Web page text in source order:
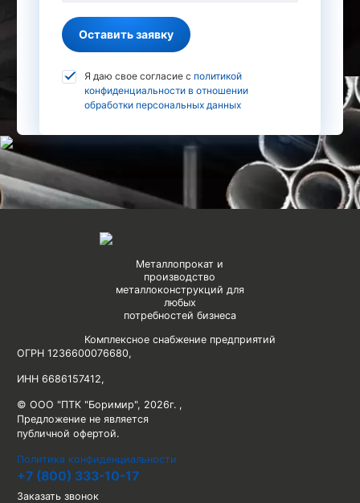
Оставить заявку
Я даю свое согласие с политикой
конфиденциальности в отношении
обработки персональных данных
Металлопрокат и
производство
металлоконструкций для
любых
потребностей бизнеса
Комплексное снабжение предприятий
ОГРН 1236600076680,
ИНН 6686157412,
© ООО "ПТК "Боримир", 2026г. ,
Предложение не является
публичной офертой.
Политика конфиденциальности
+7 (800) 333-10-17
Заказать звонок